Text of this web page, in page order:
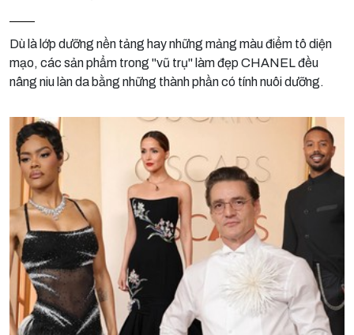
Dù là lớp dưỡng nền tảng hay những mảng màu điểm tô diện
mạo, các sản phẩm trong "vũ trụ" làm đẹp CHANEL đều
nâng niu làn da bằng những thành phần có tính nuôi dưỡng.